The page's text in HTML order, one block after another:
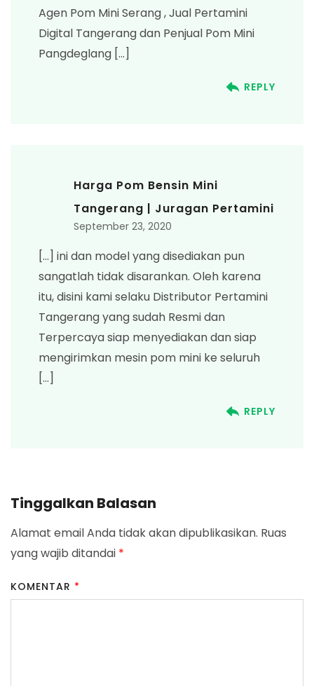
Agen Pom Mini Serang , Jual Pertamini
Digital Tangerang dan Penjual Pom Mini
Pangdeglang […]
REPLY
Harga Pom Bensin Mini
Tangerang | Juragan Pertamini
September 23, 2020
[…] ini dan model yang disediakan pun
sangatlah tidak disarankan. Oleh karena
itu, disini kami selaku Distributor Pertamini
Tangerang yang sudah Resmi dan
Terpercaya siap menyediakan dan siap
mengirimkan mesin pom mini ke seluruh
[…]
REPLY
Tinggalkan Balasan
Alamat email Anda tidak akan dipublikasikan. Ruas
yang wajib ditandai *
KOMENTAR *